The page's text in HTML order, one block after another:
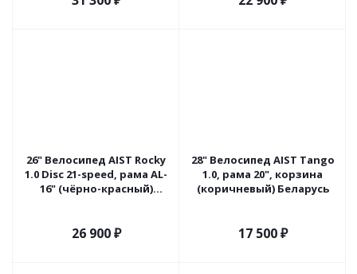
26" Велосипед AIST Rocky
1.0 Disc 21-speed, рама AL-
16" (чёрно-красный)
26 900₽
28" Велосипед AIST Tango
1.0, рама 20", корзина
(коричневый) Беларусь
17 500₽